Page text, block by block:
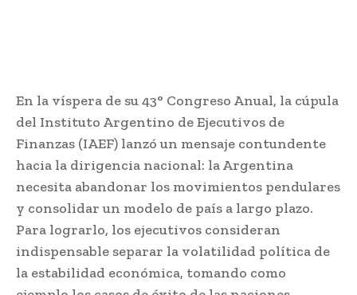
En la víspera de su 43° Congreso Anual, la cúpula
del Instituto Argentino de Ejecutivos de
Finanzas (IAEF) lanzó un mensaje contundente
hacia la dirigencia nacional: la Argentina
necesita abandonar los movimientos pendulares
y consolidar un modelo de país a largo plazo.
Para lograrlo, los ejecutivos consideran
indispensable separar la volatilidad política de
la estabilidad económica, tomando como